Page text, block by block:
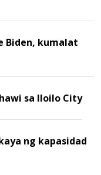
Biden, kumalat
sa Iloilo City
ng kapasidad